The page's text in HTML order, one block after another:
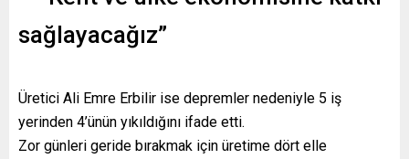
sağlayacağız”
Üretici Ali Emre Erbilir ise depremler nedeniyle 5 iş
yerinden 4’ünün yıkıldığını ifade etti.
Zor günleri geride bırakmak için üretime dört elle